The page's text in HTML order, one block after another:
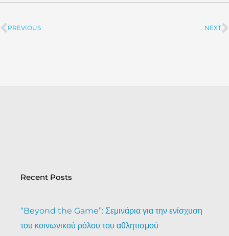
Prev
PREVIOUS NEXT
Recent Posts
“Beyond the Game”: Σεμινάρια για την ενίσχυση
του κοινωνικού ρόλου του αθλητισμού